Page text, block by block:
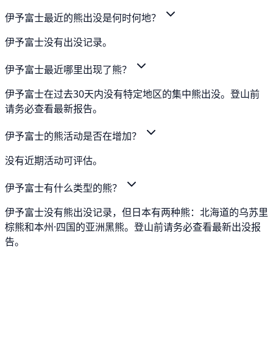
伊予富士最近的熊出没是何时何地？
伊予富士没有出没记录。
伊予富士最近哪里出现了熊？
伊予富士在过去30天内没有特定地区的集中熊出没。登山前
请务必查看最新报告。
伊予富士的熊活动是否在增加？
没有近期活动可评估。
伊予富士有什么类型的熊？
伊予富士没有熊出没记录，但日本有两种熊：北海道的乌苏里
棕熊和本州·四国的亚洲黑熊。登山前请务必查看最新出没报
告。